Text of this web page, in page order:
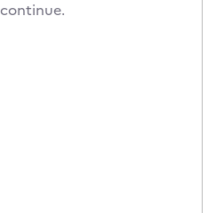
continue.